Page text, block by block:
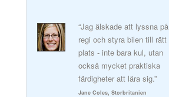
“Jag älskade att lyssna på
regi och styra bilen till rätt
plats - inte bara kul, utan
också mycket praktiska
färdigheter att lära sig.”
Jane Coles, Storbritanien